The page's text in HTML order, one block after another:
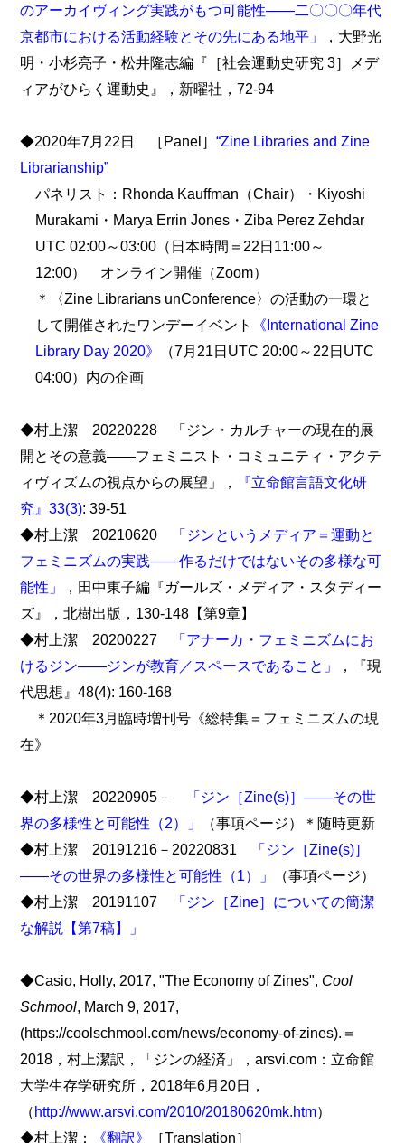
のアーカイヴィング実践がもつ可能性――二〇〇〇年代
京都市における活動経験とその先にある地平」
，大野光
明・小杉亮子・松井隆志編『［社会運動史研究 3］メデ
ィアがひらく運動史』，新曜社，72-94
◆2020年7月22日 ［Panel］“Zine Libraries and Zine
Librarianship”
パネリスト：Rhonda Kauffman（Chair）・Kiyoshi
Murakami・Marya Errin Jones・Ziba Perez Zehdar
UTC 02:00～03:00（日本時間＝22日11:00～
12:00） オンライン開催（Zoom）
＊〈Zine Librarians unConference〉の活動の一環と
して開催されたワンデーイベント
《International Zine
Library Day 2020》
（7月21日UTC 20:00～22日UTC
04:00）内の企画
◆村上潔 20220228 「ジン・カルチャーの現在的展
開とその意義――フェミニスト・コミュニティ・アクテ
ィヴィズムの視点からの展望」，
『立命館言語文化研
究』33(3): 39-51
◆村上潔 20210620
「ジンというメディア＝運動と
フェミニズムの実践――作るだけではないその多様な可
能性」
，田中東子編『ガールズ・メディア・スタディー
ズ』，北樹出版，130-148【第9章】
◆村上潔 20200227
「アナーカ・フェミニズムにお
けるジン――ジンが教育／スペースであること」
，『現
代思想』48(4): 160-168
＊2020年3月臨時増刊号《総特集＝フェミニズムの現
在》
◆村上潔 20220905－
「ジン［Zine(s)］――その世
界の多様性と可能性（2）」
（事項ページ）＊随時更新
◆村上潔 20191216－20220831
「ジン［Zine(s)］
――その世界の多様性と可能性（1）」
（事項ページ）
◆村上潔 20191107
「ジン［Zine］についての簡潔
な解説【第7稿】」
◆Casio, Holly, 2017, "The Economy of Zines", Cool
Schmool , March 9, 2017,
(https://coolschmool.com/news/economy-of-zines).＝
2018，村上潔訳，「ジンの経済」，arsvi.com：立命館
大学生存学研究所，2018年6月20日，
（http://www.arsvi.com/2010/20180620mk.htm）
◆村上潔：
《翻訳》 ［Translation］